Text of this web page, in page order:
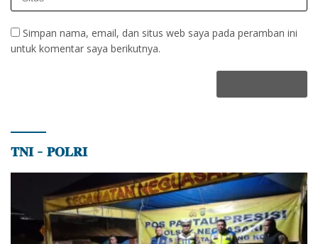
Simpan nama, email, dan situs web saya pada peramban ini
untuk komentar saya berikutnya.
𝐓𝐍𝐈 – 𝐏𝐎𝐋𝐑𝐈